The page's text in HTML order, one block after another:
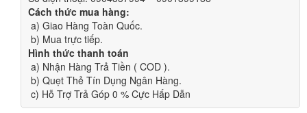
Cách thức mua hàng:
a) Giao Hàng Toàn Quốc.
b) Mua trực tiếp.
Hình thức thanh toán
a) Nhận Hàng Trả Tiền ( COD ).
b) Quẹt Thẻ Tín Dụng Ngân Hàng.
c) Hỗ Trợ Trả Góp 0 % Cực Hấp Dẫn